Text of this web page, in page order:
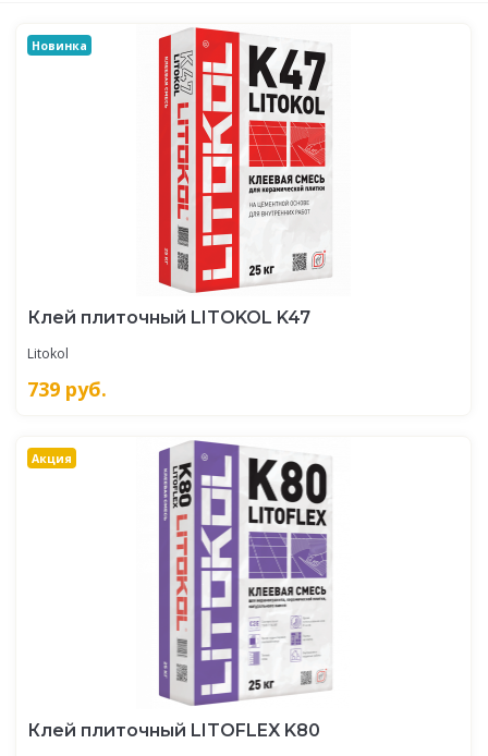
Новинка
Клей плиточный LITOKOL K47
Litokol
739 руб.
Акция
Клей плиточный LITOFLEX K80